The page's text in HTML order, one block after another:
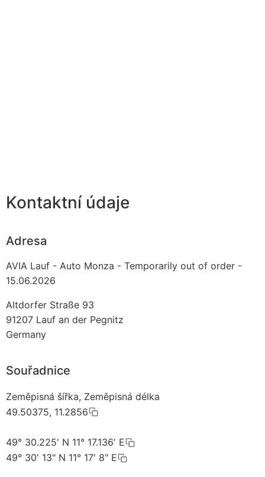
Kontaktní údaje
Adresa
AVIA Lauf - Auto Monza - Temporarily out of order -
15.06.2026
Altdorfer Straße 93
91207 Lauf an der Pegnitz
Germany
Souřadnice
Zeměpisná šířka, Zeměpisná délka
49.50375, 11.2856
49° 30.225' N 11° 17.136' E
49° 30' 13" N 11° 17' 8" E